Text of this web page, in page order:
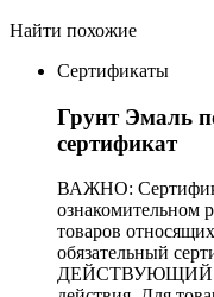
Найти похожие
Сертификаты
Грунт Эмаль
сертификат
ВАЖНО:
ознакомительном
товаров
обязательный
ДЕЙСТВУЮЩИЙ